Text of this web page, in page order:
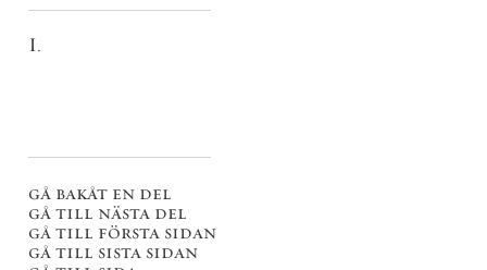
I.
gå bakåt en del
gå till nästa del
gå till första sidan
gå till sista sidan